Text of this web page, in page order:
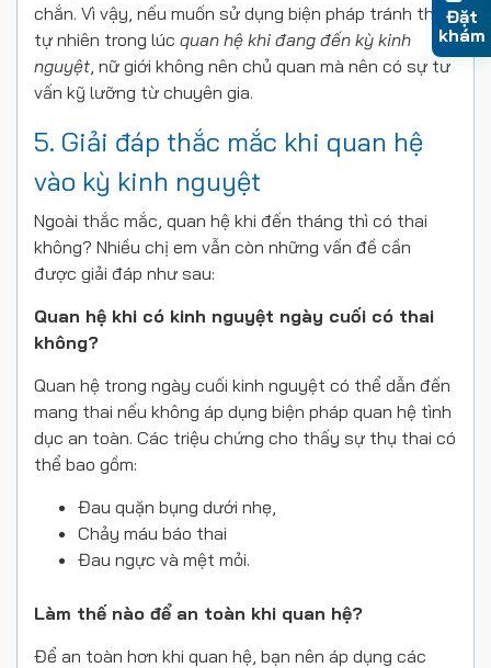
chắn. Vì vậy, nếu muốn sử dụng biện pháp tránh thai
tự nhiên trong lúc quan hệ khi đang đến kỳ kinh
nguyệt , nữ giới không nên chủ quan mà nên có sự tư
vấn kỹ lưỡng từ chuyên gia.
5. Giải đáp thắc mắc khi quan hệ
vào kỳ kinh nguyệt
Ngoài thắc mắc, quan hệ khi đến tháng thì có thai
không? Nhiều chị em vẫn còn những vấn đề cần
được giải đáp như sau:
Quan hệ khi có kinh nguyệt ngày cuối có thai
không?
Quan hệ trong ngày cuối kinh nguyệt có thể dẫn đến
mang thai nếu không áp dụng biện pháp quan hệ tình
dục an toàn. Các triệu chứng cho thấy sự thụ thai có
thể bao gồm:
Đau quặn bụng dưới nhẹ,
Chảy máu báo thai
Đau ngực và mệt mỏi.
Làm thế nào để an toàn khi quan hệ?
Để an toàn hơn khi quan hệ, bạn nên áp dụng các
Đặt
khám